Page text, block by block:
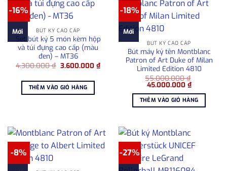
-16%
Mới BÚT KÝ CAO CẤP
Set bút ký 5 món kèm hộp
và túi đựng cao cấp (màu
đen) – MT36
4.300.000₫ Giá
4.300.000 ₫.
3.600.000 ₫Giá
hiện
THÊM VÀO GIỎ HÀNG
-18%
Mới
BÚT KÝ CAO CẤP
Bút máy ký tên Montblanc
Patron of Art Duke of Milan
Limited Edition 4810
55.000.000₫
Giá
là:
55.000.000 ₫.
45.000.000 ₫Giá
hiện
tại
là:
THÊM VÀO GIỎ HÀNG
-8% -27%